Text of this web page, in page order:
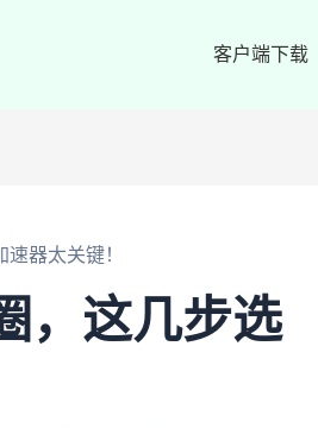
客户端下载
器太关键！
，这几步选